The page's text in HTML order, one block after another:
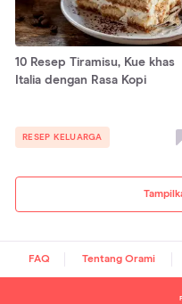
10 Resep Tiramisu, Kue khas
Italia dengan Rasa Kopi
RESEP KELUARGA
FAQ Tentang Orami